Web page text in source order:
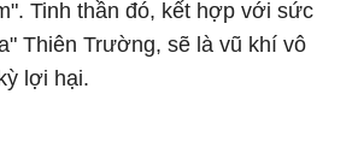
Tinh thần đó, kết hợp với sức
Thiên Trường, sẽ là vũ khí vô
lợi hại.